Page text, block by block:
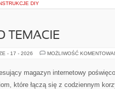
DIY
TEMACIE
- 17 - 2026 MOŻLIWOŚĆ
magazyn internetowy
które łączą się z codziennym